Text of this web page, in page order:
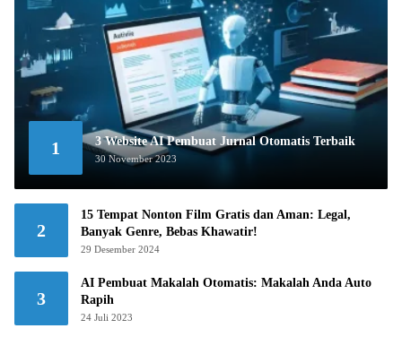
1 3 Website AI Pembuat Jurnal Otomatis Terbaik
30 November 2023
2
15 Tempat Nonton Film Gratis dan Aman: Legal,
Banyak Genre, Bebas Khawatir!
29 Desember 2024
3
AI Pembuat Makalah Otomatis: Makalah Anda Auto
Rapih
24 Juli 2023